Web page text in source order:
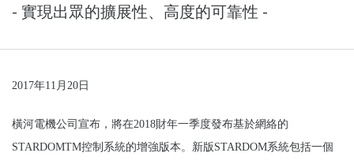
- 實現出眾的擴展性、高度的可靠性 -
2017年11月20日
橫河電機公司宣布，將在2018財年一季度發布基於網絡的
STARDOMTM控制系統的增強版本。新版STARDOM系統包括一個